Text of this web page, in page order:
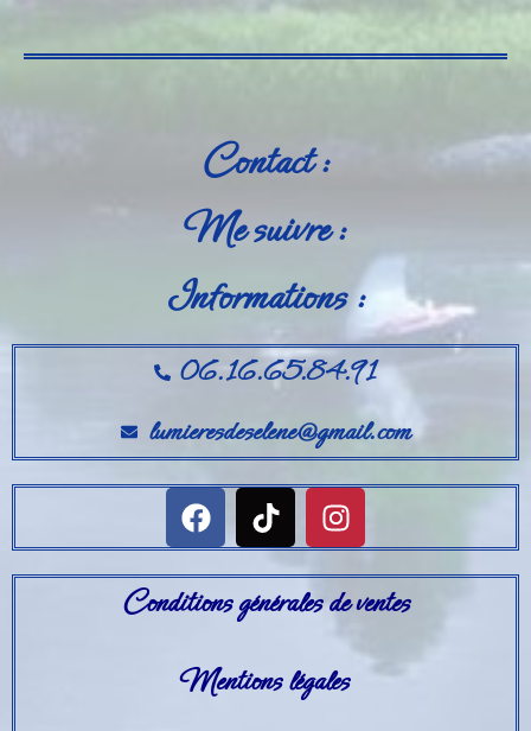
Contact :
Me suivre :
Informations :
06.16.65.84.91
lumieresdeselene@gmail.com
Conditions générales de ventes
Mentions légales